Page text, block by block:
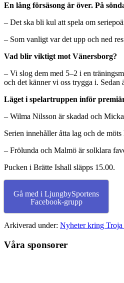
En lång försäsong är över. På
– Det ska bli kul att spela om
– Som vanligt var det upp och ned
Vad blir viktigt mot Vänersborg?
– Vi slog dem med 5–2 i en
och det känner vi oss trygga i. Sedan
Läget i spelartruppen inför
– Wilma Nilsson är skadad och
Serien innehåller åtta lag och de
– Frölunda och Malmö är solklara
Pucken i Brätte Ishall släpps 15.00.
Gå med i LjungbySportens
Facebook-grupp
Arkiverad under: Nyheter kring
Våra sponsorer